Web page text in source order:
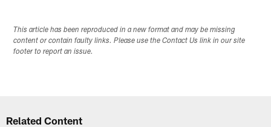
This article has been reproduced in a new format and may be missing
content or contain faulty links. Please use the Contact Us link in our site
footer to report an issue.
Related Content